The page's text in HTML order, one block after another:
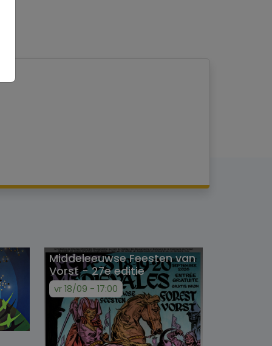
Middeleeuwse Feesten van
Vorst - 27e editie
vr 18/09 - 17:00